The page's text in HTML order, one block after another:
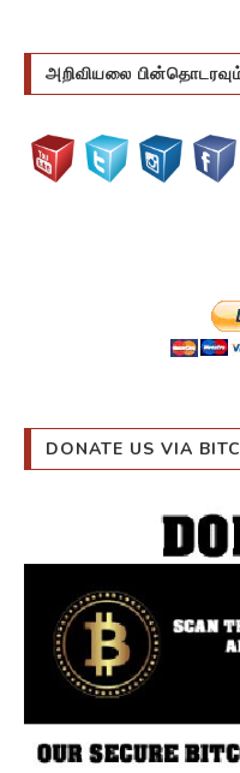
அறிவியலை
DONATE US VIA